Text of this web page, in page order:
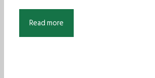
Read more